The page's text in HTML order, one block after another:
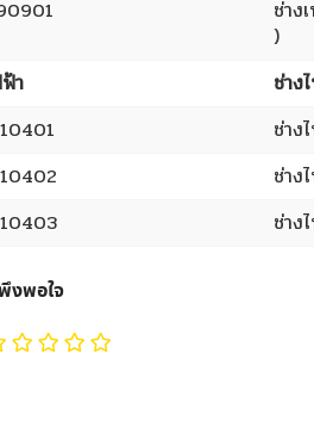
งพอใจ